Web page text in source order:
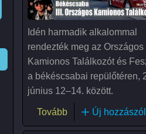
Idén harmadik alkalommal
rendezték meg az Országos
Kamionos Találkozót és
a békéscsabai repülőtéren,
június 12–14. között.
Tovább(III. Országos
Új